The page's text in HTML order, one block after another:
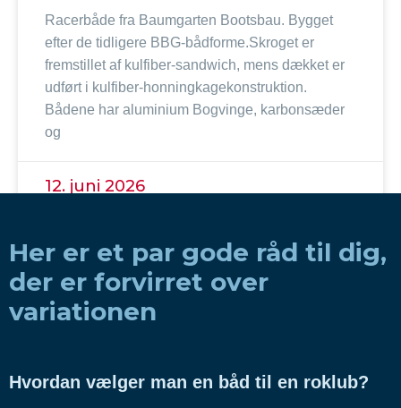
Racerbåde fra Baumgarten Bootsbau. Bygget
efter de tidligere BBG-bådforme.Skroget er
fremstillet af kulfiber-sandwich, mens dækket er
udført i kulfiber-honningkagekonstruktion.
Bådene har aluminium Bogvinge, karbonsæder
og
12. juni 2026
Her er et par gode råd til dig,
der er forvirret over
variationen
Hvordan vælger man en båd til en roklub?